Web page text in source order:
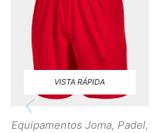
VISTA RÁPIDA
Equipamentos Joma, Padel,